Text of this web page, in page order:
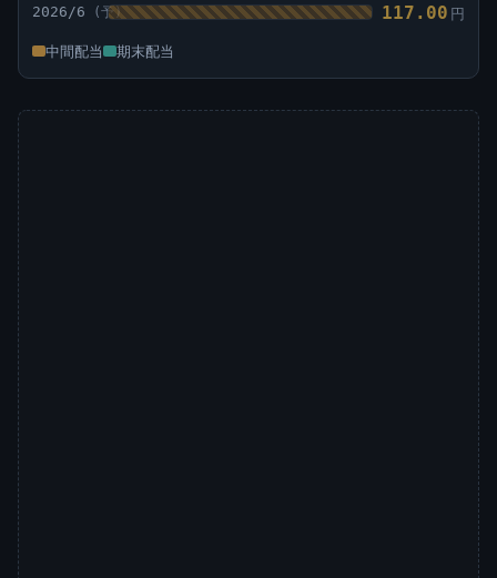
2026/6 117.00 円
中間配当 期末配当